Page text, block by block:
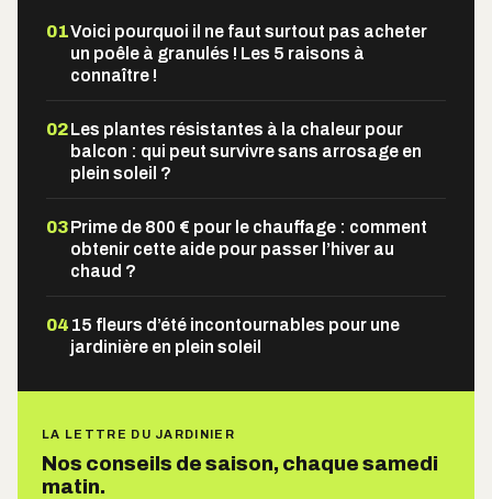
01Voici pourquoi il ne faut surtout pas acheter
un poêle à granulés ! Les 5 raisons à
connaître !
02Les plantes résistantes à la chaleur pour
balcon : qui peut survivre sans arrosage en
plein soleil ?
03Prime de 800 € pour le chauffage : comment
obtenir cette aide pour passer l’hiver au
chaud ?
04 15 fleurs d’été incontournables pour une
jardinière en plein soleil
LA LETTRE DU JARDINIER
Nos conseils de saison, chaque samedi
matin.